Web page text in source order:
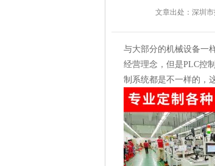
文章出处：深圳
与大部分的机械设备一
经营理念，但是PLC控
制系统都是不一样的，